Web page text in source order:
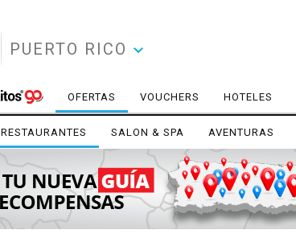
PUERTO RICO
OFERTAS VOUCHERS HOTELES
RESTAURANTES SALON & SPA AVENTURAS